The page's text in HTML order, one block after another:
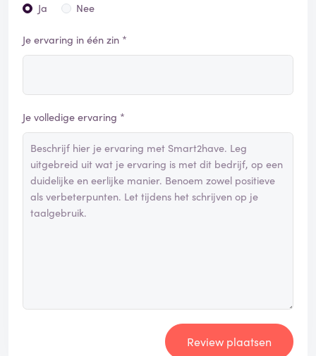
Ja
Nee
Je ervaring in één zin *
Je volledige ervaring *
Review plaatsen